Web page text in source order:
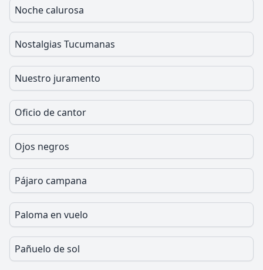
Noche calurosa
Nostalgias Tucumanas
Nuestro juramento
Oficio de cantor
Ojos negros
Pájaro campana
Paloma en vuelo
Pañuelo de sol